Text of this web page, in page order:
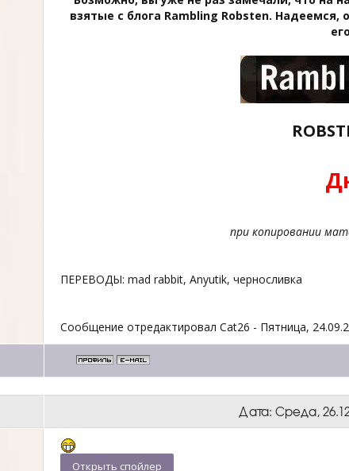
взятые с блога Rambling Robsten.
при копировании
ПЕРЕВОДЫ: mad rabbit, Anyutik, черносливка
Сообщение отредактировал Cat26 - Пятница,
Дата: Среда,